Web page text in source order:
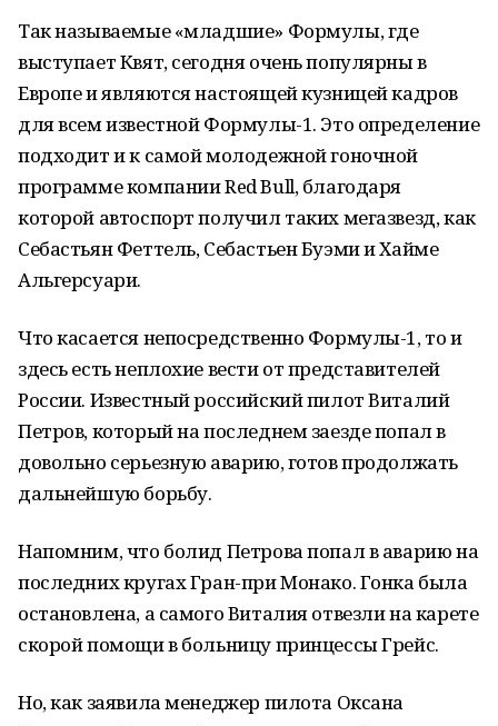
Так называемые «младшие» Формулы, где
выступает Квят, сегодня очень популярны в
Европе и являются настоящей кузницей кадров
для всем известной Формулы-1. Это определение
подходит и к самой молодежной гоночной
программе компании Red Bull, благодаря
которой автоспорт получил таких мегазвезд, как
Себастьян Феттель, Себастьен Буэми и Хайме
Альгерсуари.
Что касается непосредственно Формулы-1, то и
здесь есть неплохие вести от представителей
России. Известный российский пилот Виталий
Петров, который на последнем заезде попал в
довольно серьезную аварию, готов продолжать
дальнейшую борьбу.
Напомним, что болид Петрова попал в аварию на
последних кругах Гран-при Монако. Гонка была
остановлена, а самого Виталия отвезли на карете
скорой помощи в больницу принцессы Грейс.
Но, как заявила менеджер пилота Оксана